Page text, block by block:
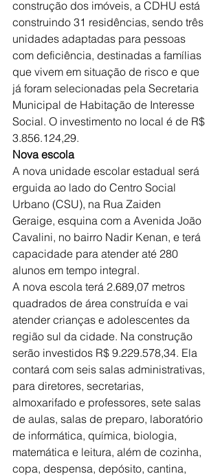
construção dos imóveis, a CDHU está
construindo 31 residências, sendo três
unidades adaptadas para pessoas
com deficiência, destinadas a famílias
que vivem em situação de risco e que
já foram selecionadas pela Secretaria
Municipal de Habitação de Interesse
Social. O investimento no local é de R$
3.856.124,29.
Nova escola
A nova unidade escolar estadual será
erguida ao lado do Centro Social
Urbano (CSU), na Rua Zaiden
Geraige, esquina com a Avenida João
Cavalini, no bairro Nadir Kenan, e terá
capacidade para atender até 280
alunos em tempo integral.
A nova escola terá 2.689,07 metros
quadrados de área construída e vai
atender crianças e adolescentes da
região sul da cidade. Na construção
serão investidos R$ 9.229.578,34. Ela
contará com seis salas administrativas,
para diretores, secretarias,
almoxarifado e professores, sete salas
de aulas, salas de preparo, laboratório
de informática, química, biologia,
matemática e leitura, além de cozinha,
copa, despensa, depósito, cantina,